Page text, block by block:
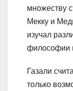
множеству
Мекку и
изучал
философии
Газали
только